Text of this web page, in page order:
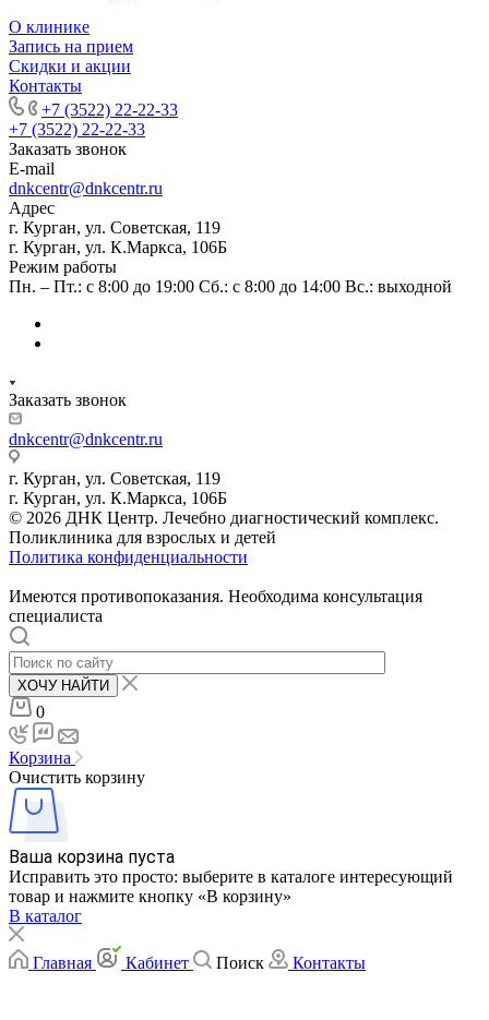
О клинике
Запись на прием
Скидки и акции
Контакты
+7 (3522) 22-22-33
+7 (3522) 22-22-33
Заказать звонок
E-mail
dnkcentr@dnkcentr.ru
Адрес
г. Курган, ул. Советская, 119
г. Курган, ул. К.Маркса, 106Б
Режим работы
Пн. – Пт.: с 8:00 до 19:00 Сб.: с 8:00 до 14:00 Вс.: выходной
Заказать звонок
dnkcentr@dnkcentr.ru
г. Курган, ул. Советская, 119
г. Курган, ул. К.Маркса, 106Б
© 2026 ДНК Центр. Лечебно диагностический комплекс.
Поликлиника для взрослых и детей
Политика конфиденциальности
Имеются противопоказания. Необходима консультация
специалиста
ХОЧУ НАЙТИ
0
Корзина
Очистить корзину
Ваша корзина пуста
Исправить это просто: выберите в каталоге интересующий
товар и нажмите кнопку «В корзину»
В каталог
Главная Кабинет Поиск Контакты